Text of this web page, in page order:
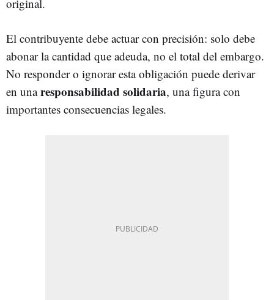
original.
El contribuyente debe actuar con precisión: solo debe
abonar la cantidad que adeuda, no el total del embargo.
No responder o ignorar esta obligación puede derivar
en unaresponsabilidad solidaria, una figura con
importantes consecuencias legales.